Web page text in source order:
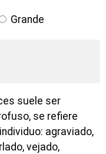
Grande
suele ser
se refiere
agraviado,
vejado,